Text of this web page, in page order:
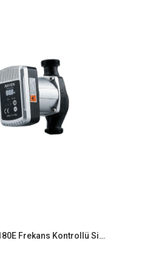
Arvien 32/18-180E Frekans Kontrollü Sirkülasyon Pompası